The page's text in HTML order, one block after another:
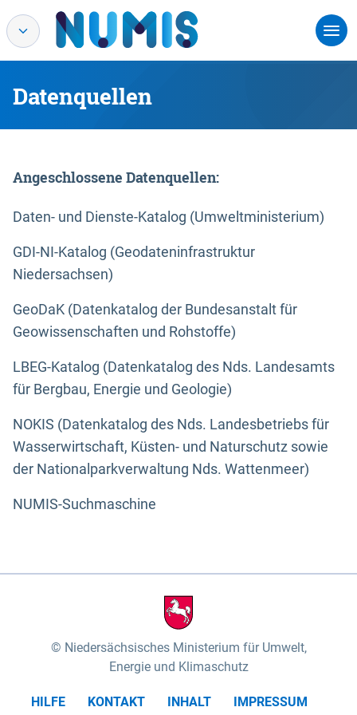
Datenquellen
Angeschlossene Datenquellen:
Daten- und Dienste-Katalog (Umweltministerium)
GDI-NI-Katalog (Geodateninfrastruktur
Niedersachsen)
GeoDaK (Datenkatalog der Bundesanstalt für
Geowissenschaften und Rohstoffe)
LBEG-Katalog (Datenkatalog des Nds. Landesamts
für Bergbau, Energie und Geologie)
NOKIS (Datenkatalog des Nds. Landesbetriebs für
Wasserwirtschaft, Küsten- und Naturschutz sowie
der Nationalparkverwaltung Nds. Wattenmeer)
NUMIS-Suchmaschine
Niedersächsisches Ministerium für Umwelt,
Energie und Klimaschutz
HILFE KONTAKT INHALT
IMPRESSUM